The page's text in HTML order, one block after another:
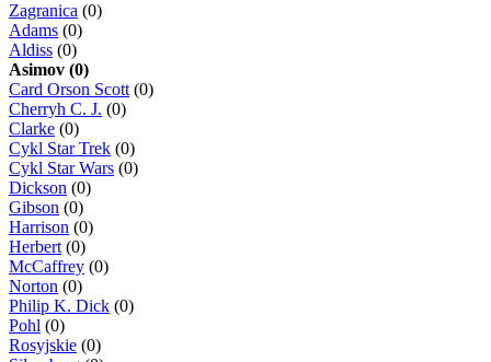
Zagranica (0)
Adams (0)
Aldiss (0)
Asimov (0)
Card Orson Scott (0)
Cherryh C. J. (0)
Clarke (0)
Cykl Star Trek (0)
Cykl Star Wars (0)
Dickson (0)
Gibson (0)
Harrison (0)
Herbert (0)
McCaffrey (0)
Norton (0)
Philip K. Dick (0)
Pohl (0)
Rosyjskie (0)